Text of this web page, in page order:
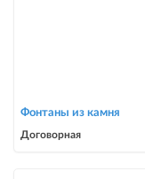
Фонтаны из камня
Договорная